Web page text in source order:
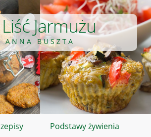
Jarmużu
ANNA BUSZTA
Podstawy żywienia